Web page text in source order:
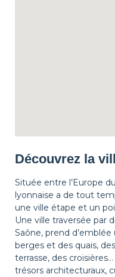
Découvrez la
Située entre l’Europe
lyonnaise a de tout
une ville étape et un
Une ville traversée par
Saône, prend
berges et des quais,
terrasse, des
trésors architecturaux,